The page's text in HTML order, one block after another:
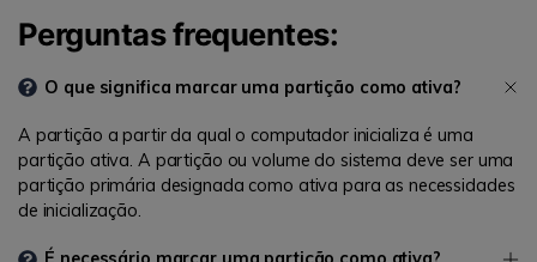
Perguntas frequentes:
O que significa marcar uma partição como ativa?
A partição a partir da qual o computador inicializa é uma
partição ativa. A partição ou volume do sistema deve ser uma
partição primária designada como ativa para as necessidades
de inicialização.